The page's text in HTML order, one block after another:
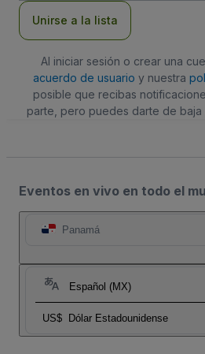
Unirse a la lista
Al iniciar sesión o crear una
acuerdo de usuario y nuestra
posible que recibas
parte, pero puedes darte de baja
Eventos en vivo en todo el
Panamá
Español (MX)
US$ Dólar Estadounidense